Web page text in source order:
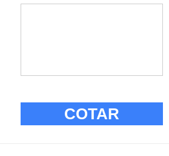
COTAR